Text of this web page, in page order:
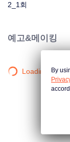
2_1회
예고&메이킹
Loading…By